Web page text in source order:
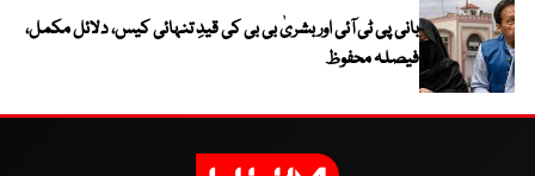
بانی پی ٹی آئی اور بشریٰ بی بی کی قیدِ تنہائی کیس، دلائل مکمل،
فیصلہ محفوظ